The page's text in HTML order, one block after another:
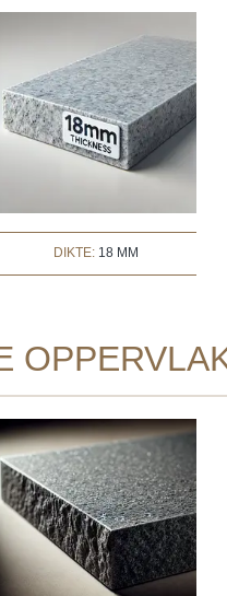
DIKTE: 18 MM